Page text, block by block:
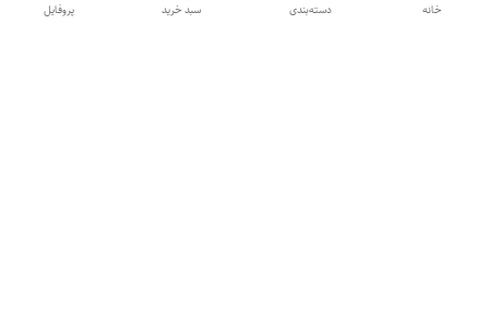
پروفایل سبد خرید دسته‌بندی خانه